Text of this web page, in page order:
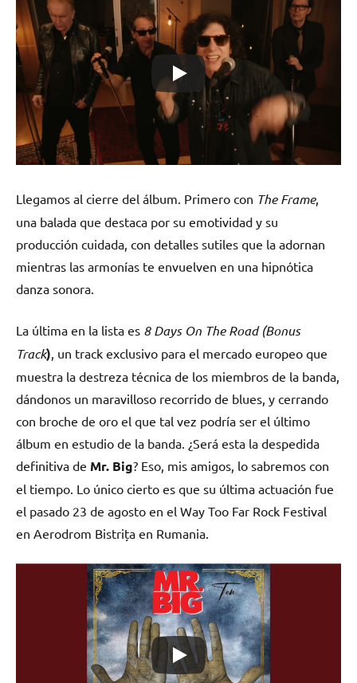
Llegamos al cierre del álbum. Primero con The Frame,
una balada que destaca por su emotividad y su
producción cuidada, con detalles sutiles que la adornan
mientras las armonías te envuelven en una hipnótica
danza sonora.
La última en la lista es 8 Days On The Road (Bonus
Track) , un track exclusivo para el mercado europeo que
muestra la destreza técnica de los miembros de la banda,
dándonos un maravilloso recorrido de blues, y cerrando
con broche de oro el que tal vez podría ser el último
álbum en estudio de la banda. ¿Será esta la despedida
definitiva de Mr. Big? Eso, mis amigos, lo sabremos con
el tiempo. Lo único cierto es que su última actuación fue
el pasado 23 de agosto en el Way Too Far Rock Festival
en Aerodrom Bistrița en Rumania.